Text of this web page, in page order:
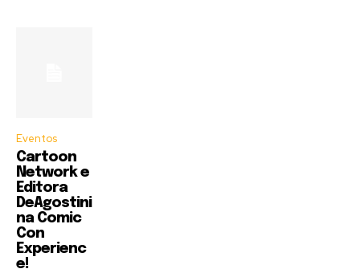
Eventos
Cartoon
Network e
Editora
DeAgostini
na Comic
Con
Experienc
e!